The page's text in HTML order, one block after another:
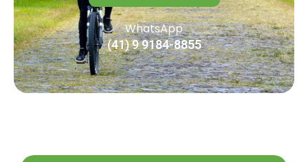
WhatsApp
(41) 9 9184-8855